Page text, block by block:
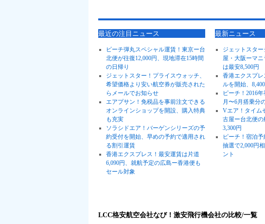
最近の注目ニュース
ピーチ弾丸スペシャル運賃！東京ー台
北便が往復12,000円、現地滞在15時間
の日帰り
ジェットスター！プライスウォッチ、
希望価格より安い航空券が販売された
らメールでお知らせ
エアプサン！免税品を事前注文できる
オンラインショップを開設、購入特典
も充実
ソラシドエア！バーゲンシリーズの予
約受付を開始、早めの予約で適用され
る割引運賃
香港エクスプレス！最安運賃は片道
6,090円、就航予定の広島ー香港便も
セール対象
最新ニュース
ジェットスタ
屋・大阪ーマ
は最安8,500円
香港エクスプレ
ルを開始、
ピーチ！2016
月〜6月搭乗分
Vエア！タイム
古屋ー台北便
3,300円
ピーチ！宿泊予
抽選で2,000円
ント
LCC格安航空会社なび！激安飛行機会社の比較/一覧